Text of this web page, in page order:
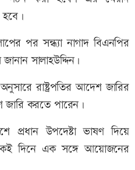
হবে।
পর সন্ধ্যা নাগাদ বিএনপির
সালাহউদ্দিন।
রাষ্ট্রপতির আদেশ জারির
জারি করতে পারেন।
প্রধান উপদেষ্টা ভাষণ দিয়ে
দিনে এক সঙ্গে আয়োজনের